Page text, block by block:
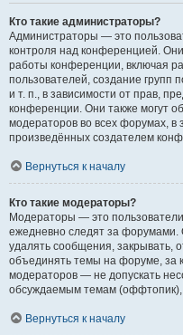
Кто такие администраторы?
Администраторы — это
контроля над конференцией.
работы конференции, включая
пользователей, создание групп
и т. п., в зависимости от прав,
конференции. Они также могут
модераторов во всех форумах, в
произведённых создателем
Вернуться к началу
Кто такие модераторы?
Модераторы — это
ежедневно следят за форумами.
удалять сообщения, закрывать,
объединять темы на форуме, за
модераторов — не допускать
обсуждаемым темам (оффтопик),
Вернуться к началу